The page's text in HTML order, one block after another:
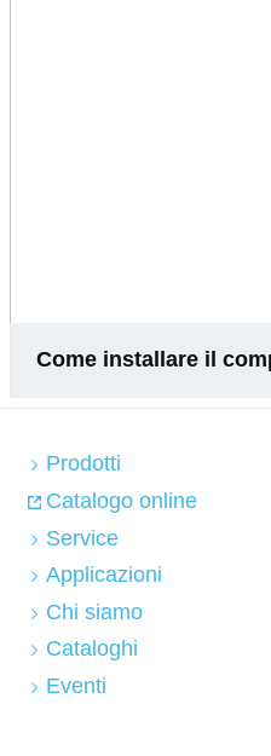
Come installare il
Prodotti
Catalogo online
Service
Applicazioni
Chi siamo
Cataloghi
Eventi